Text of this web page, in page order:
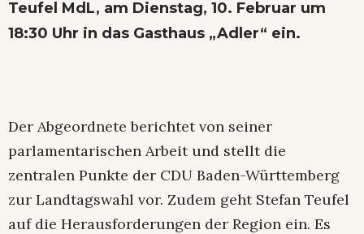
Teufel MdL, am Dienstag, 10. Februar um
18:30 Uhr in das Gasthaus „Adler“ ein.
Der Abgeordnete berichtet von seiner
parlamentarischen Arbeit und stellt die
zentralen Punkte der CDU Baden-Württemberg
zur Landtagswahl vor. Zudem geht Stefan Teufel
auf die Herausforderungen der Region ein. Es